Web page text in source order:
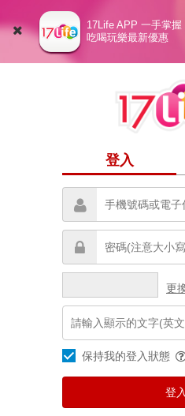
17Life APP 一手掌握
吃喝玩樂最新優惠
登入
更
保持我的登入狀態